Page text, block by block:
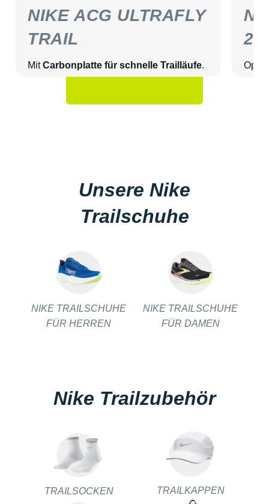
NIKE ACG ULTRAFLY
TRAIL
MitCarbonplatte für schnelle Trailläufe.
2
Unsere Nike
Trailschuhe
NIKE TRAILSCHUHE
FÜR HERREN
NIKE TRAILSCHUHE
FÜR DAMEN
Nike Trailzubehör
TRAILSOCKEN TRAILKAPPEN